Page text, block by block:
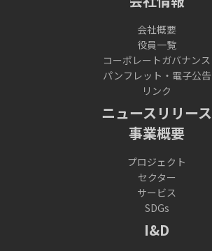
会社概要
役員一覧
コーポレートガバナンス
パンフレット・電子公告
リンク
ニュースリリース
事業概要
プロジェクト
セクター
サービス
SDGs
I&D